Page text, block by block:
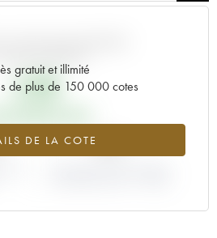
gratuit et illimité
de plus de 150 000 cotes
DE LA COTE
35€